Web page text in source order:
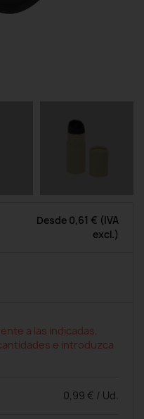
Desde 0,61 € (IVA
excl.)
a las indicadas,
e introduzca
0,99 € / Ud.